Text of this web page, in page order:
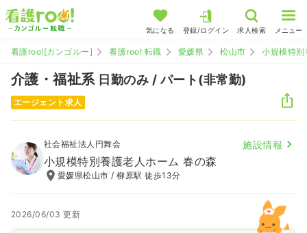
気になる 登録/ログイン 求人検索 メニュー
看護roo![カンゴルー] 看護roo! 転職 愛媛県 松山市 小規模特
介護・福祉系 日勤のみ / パート(非常勤)
エージェント求人
社会福祉法人円舞会 施設情報
小規模特別養護老人ホーム 春の森
愛媛県松山市 / 柳原駅 徒歩13分
2026/06/03 更新